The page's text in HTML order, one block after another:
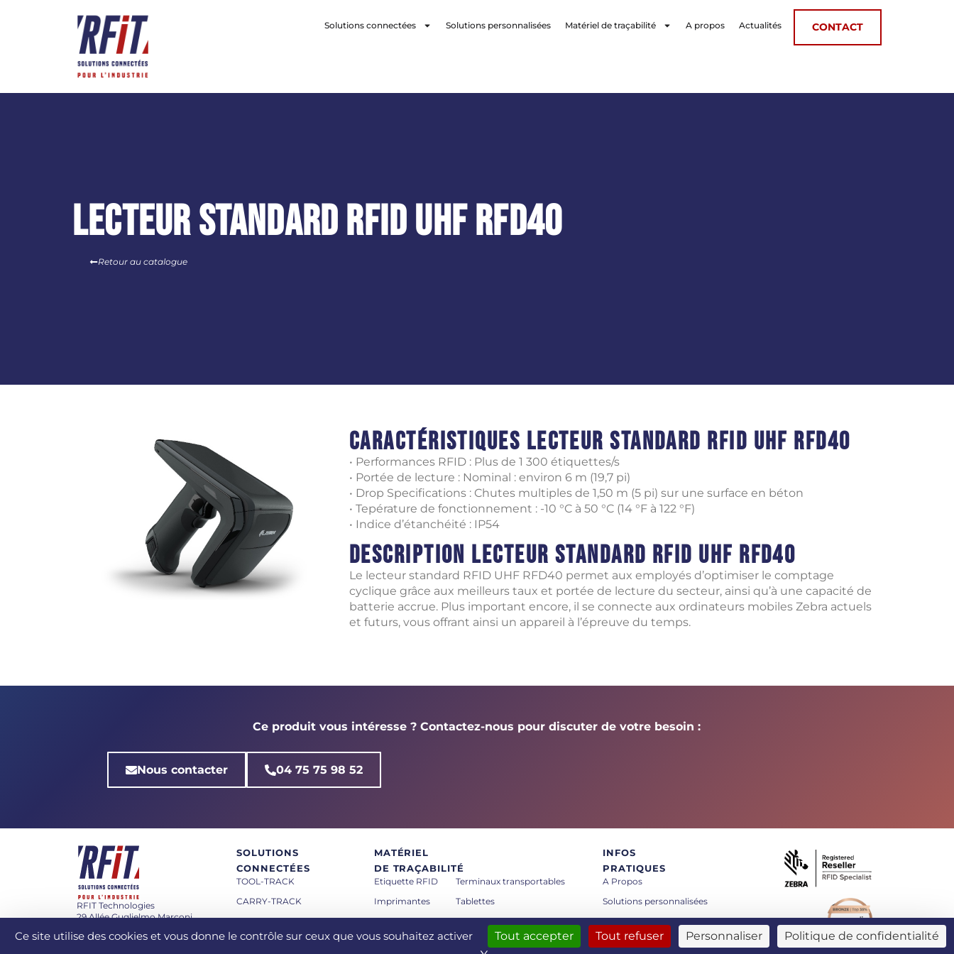
Ce site utilise des cookies et vous donne le contrôle sur ceux que vous souhaitez activer Tout accepter Tout refuser Personnaliser Politique de confidentialité
Solutions connectées Solutions personnalisées Matériel de traçabilité A propos Actualités CONTACT
Lecteur standard RFID UHF RFD40
Retour au catalogue
Caractéristiques Lecteur standard RFID UHF RFD40
• Performances RFID : Plus de 1 300 étiquettes/s
• Portée de lecture : Nominal : environ 6 m (19,7 pi)
• Drop Specifications : Chutes multiples de 1,50 m (5 pi) sur une surface en béton
• Tepérature de fonctionnement : -10 °C à 50 °C (14 °F à 122 °F)
• Indice d’étanchéité : IP54
Description Lecteur standard RFID UHF RFD40
Le lecteur standard RFID UHF RFD40 permet aux employés d’optimiser le comptage
cyclique grâce aux meilleurs taux et portée de lecture du secteur, ainsi qu’à une capacité de
batterie accrue. Plus important encore, il se connecte aux ordinateurs mobiles Zebra actuels
et futurs, vous offrant ainsi un appareil à l’épreuve du temps.
Ce produit vous intéresse ? Contactez-nous pour discuter de votre besoin :
Nous contacter 04 75 75 98 52
RFIT Technologies
29 Allée Guglielmo Marconi
SOLUTIONS
CONNECTÉES
TOOL-TRACK
CARRY-TRACK
SUPPLY-TRACK
ITI-TRACK
MATÉRIEL
DE TRAÇABILITÉ
Etiquette RFID
Imprimantes
Antennes RFID
Lecteurs fixes RFID
Terminaux transportables
Tablettes
Beacon Ble
Gateway Ble
INFOS
PRATIQUES
A Propos
Solutions personnalisées
Actualités
Contact